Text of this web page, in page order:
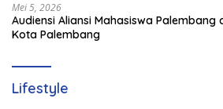
Mei 5, 2026
Audiensi Aliansi Mahasiswa Palembang
Kota Palembang
Lifestyle